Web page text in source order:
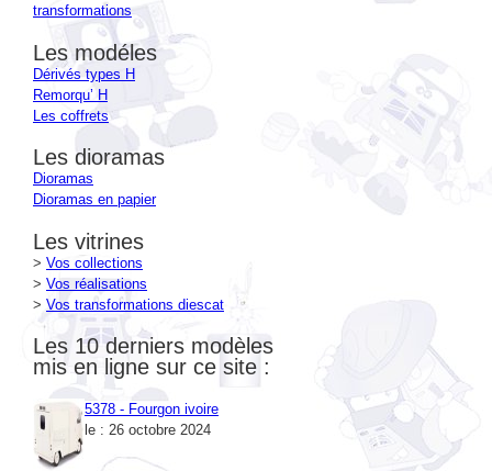
Les modéles
Dérivés types H
Remorqu’ H
Les coffrets
Les dioramas
Dioramas
Dioramas en papier
Les vitrines
>
Vos collections
>Vos réalisations
> Vos transformations diescat
Les 10 derniers modèles
mis en ligne sur ce site :
5378 - Fourgon ivoire
le : 26 octobre 2024